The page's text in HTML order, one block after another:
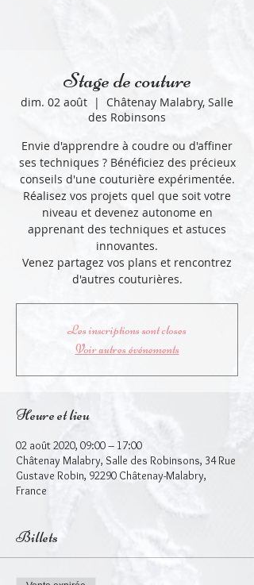
Stage de couture
dim. 02 août
  |
Châtenay Malabry, Salle
des Robinsons
Envie d'apprendre à coudre ou d'affiner
ses techniques ? Bénéficiez des précieux
conseils d'une couturière expérimentée.
Réalisez vos projets quel que soit votre
niveau et devenez autonome en
apprenant des techniques et astuces
innovantes.
Venez partagez vos plans et rencontrez
d'autres couturières.
Les inscriptions sont closes
Voir autres événements
Heure et lieu
02 août 2020, 09:00 – 17:00
Châtenay Malabry, Salle des Robinsons, 34 Rue
Gustave Robin, 92290 Châtenay-Malabry,
France
Billets